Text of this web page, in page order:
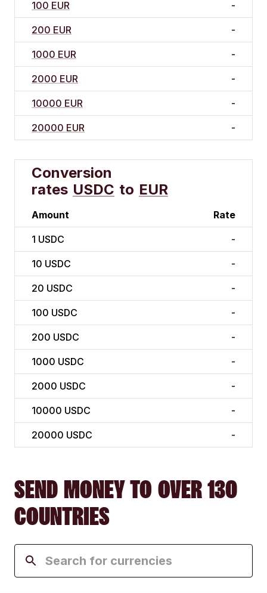
100 EUR -
200 EUR -
1000 EUR -
2000 EUR -
10000 EUR -
20000 EUR -
Conversion
rates USDC to EUR
Amount Rate
1 USDC -
10 USDC -
20 USDC -
100 USDC -
200 USDC -
1000 USDC -
2000 USDC -
10000 USDC -
20000 USDC -
SEND MONEY TO OVER 130
COUNTRIES